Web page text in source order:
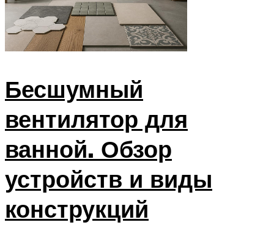
Бесшумный
вентилятор для
ванной. Обзор
устройств и виды
конструкций